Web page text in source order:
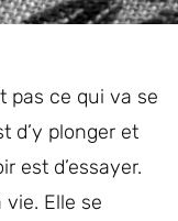
pas ce qui va se
d’y plonger et
est d’essayer.
vie. Elle se